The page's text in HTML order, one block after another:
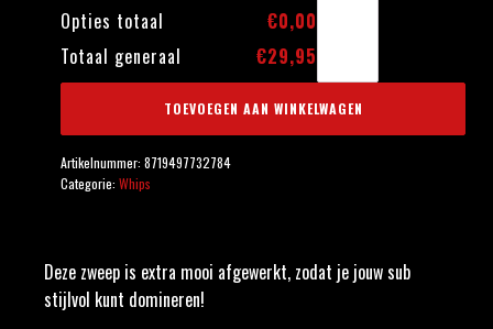
Opties totaal
€0,00
Totaal generaal
€29,95
TOEVOEGEN AAN WINKELWAGEN
Artikelnummer: 8719497732784
Categorie: Whips
Deze zweep is extra mooi afgewerkt, zodat je jouw sub
stijlvol kunt domineren!